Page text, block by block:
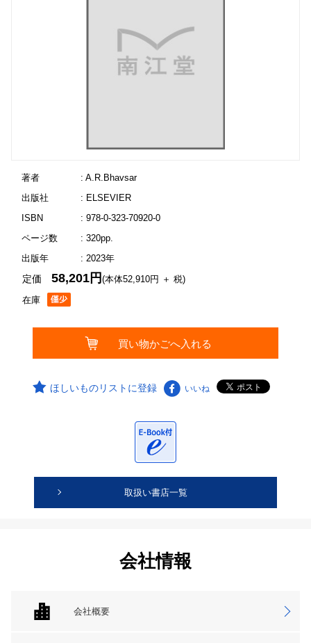
著者
: A.R.Bhavsar
出版社
: ELSEVIER
ISBN
: 978-0-323-70920-0
ページ数
: 320pp.
出版年
: 2023年
在庫
定価58,201円(本体52,910円 ＋ 税)
ほしいものリストに登録 いいね
取扱い書店一覧
会社情報
会社概要